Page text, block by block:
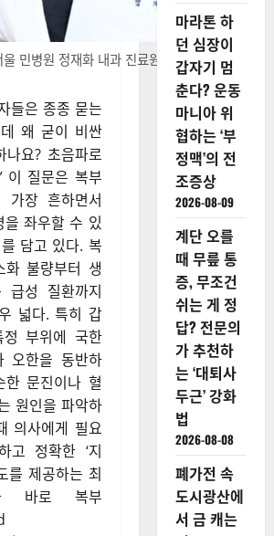
울 민병원 정재화 내과 진료원장
들은 종종 묻는
왜 굳이 비싼
나요? 초음파로
이 질문은 복부
가장 흔하면서
을 좌우할 수 있
담고 있다. 복
화 불량부터 생
급성 질환까지
넓다. 특히 갑
정 부위에 국한
오한을 동반하
한 문진이나 혈
원인을 파악하
의사에게 필요
고 정확한 ‘지
를 제공하는 최
바로 복부
마라톤 하
던 심장이
갑자기 멈
춘다? 운동
마니아 위
협하는 ‘부
정맥’의 전
조증상
2026-08-09
계단 오를
때 무릎 통
증, 무조건
쉬는 게 정
답? 전문의
가 추천하
는 ‘대퇴사
두근’ 강화
법
2026-08-08
폐가전 속
도시광산에
서 금 캐는